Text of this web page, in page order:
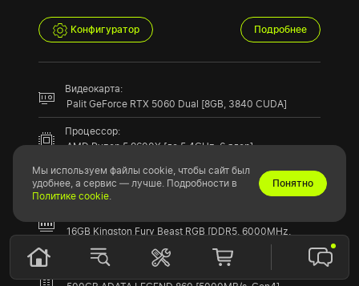
Конфигуратор Подробнее
Видеокарта:
Palit GeForce RTX 5060 Dual [8GB, 3840 CUDA]
Процессор:
AMD Ryzen 5 9600X [до 5.4GHz, 6 ядер]
Материнская плата:
MSI B850 GAMING PLUS [DDR5, Wi-Fi]
16GB Kingston Fury Beast RGB [DDR5, 6000MHz,
Мы используем файлы cookie, чтобы сайт был
удобнее, а сервис — лучше. Подробности в
Политике cookie.
Понятно